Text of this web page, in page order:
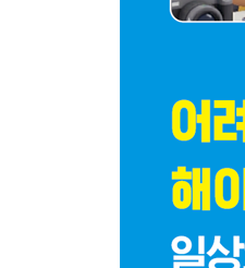
2D 이모티콘 형
12 말풍선이 있
인물 캐릭터 생성
13 스케치 형태